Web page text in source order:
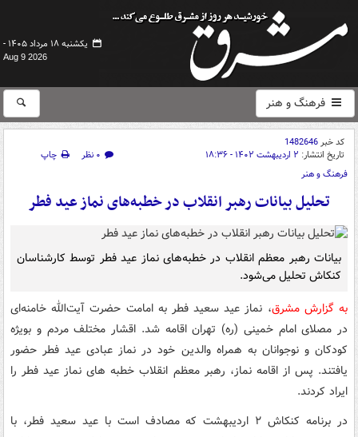
یکشنبه ۱۸ مرداد ۱۴۰۵ -
Aug 9 2026
فرهنگ و هنر
کد خبر1482646
تاریخ انتشار: ۲ اردیبهشت ۱۴۰۲ - ۱۸:۳۶ ۰ نظر
چاپ
فرهنگ و هنر
تحلیل بیانات رهبر انقلاب در خطبه‌های نماز عید فطر
بیانات رهبر معظم انقلاب در خطبه‌های نماز عید فطر توسط کارشناسان
کنکاش تحلیل می‌شود.
به گزارش مشرق، نماز عید سعید فطر به امامت حضرت آیت‌الله خامنه‌ای
در مصلای امام خمینی (ره) تهران اقامه شد. اقشار مختلف مردم و بویژه
کودکان و نوجوانان به همراه والدین خود در نماز عبادی عید فطر حضور
یافتند. پس از اقامه نماز، رهبر معظم انقلاب خطبه های نماز عید فطر را
ایراد کردند.
در برنامه کنکاش ۲ اردیبهشت که مصادف است با عید سعید فطر، با